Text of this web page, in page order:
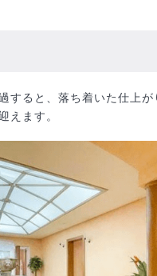
すると、落ち着いた仕上が
えます。